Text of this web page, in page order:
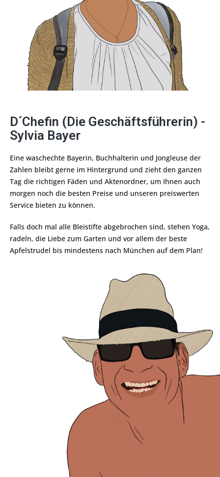
D´Chefin (Die Geschäftsführerin) -
Sylvia Bayer
Eine waschechte Bayerin, Buchhalterin und Jongleuse der
Zahlen bleibt gerne im Hintergrund und zieht den ganzen
Tag die richtigen Fäden und Aktenordner, um Ihnen auch
morgen noch die besten Preise und unseren preiswerten
Service bieten zu können.
Falls doch mal alle Bleistifte abgebrochen sind, stehen Yoga,
radeln, die Liebe zum Garten und vor allem der beste
Apfelstrudel bis mindestens nach München auf dem Plan!